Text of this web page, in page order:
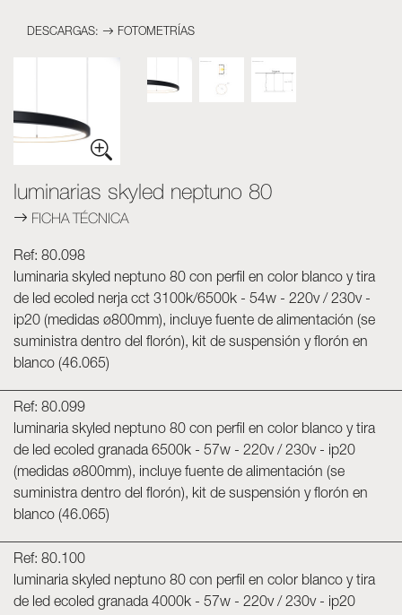
Neolight - Luminarias técnicas de diseño
Sistemas modulares lineales y curvos
Carril trifásico (230V)
Carril de 48V
Spotlights y Downlights
Cajas de luz con frontal textil
DESCARGAS: FOTOMETRÍ­AS
luminarias skyled neptuno 80
FICHA TÉCNICA
Ref: 80.098
luminaria skyled neptuno 80 con perfil en color blanco y tira
de led ecoled nerja cct 3100k/6500k - 54w - 220v / 230v -
ip20 (medidas ø800mm), incluye fuente de alimentación (se
suministra dentro del florón), kit de suspensión y florón en
blanco (46.065)
Ref: 80.099
luminaria skyled neptuno 80 con perfil en color blanco y tira
de led ecoled granada 6500k - 57w - 220v / 230v - ip20
(medidas ø800mm), incluye fuente de alimentación (se
suministra dentro del florón), kit de suspensión y florón en
blanco (46.065)
Ref: 80.100
luminaria skyled neptuno 80 con perfil en color blanco y tira
de led ecoled granada 4000k - 57w - 220v / 230v - ip20